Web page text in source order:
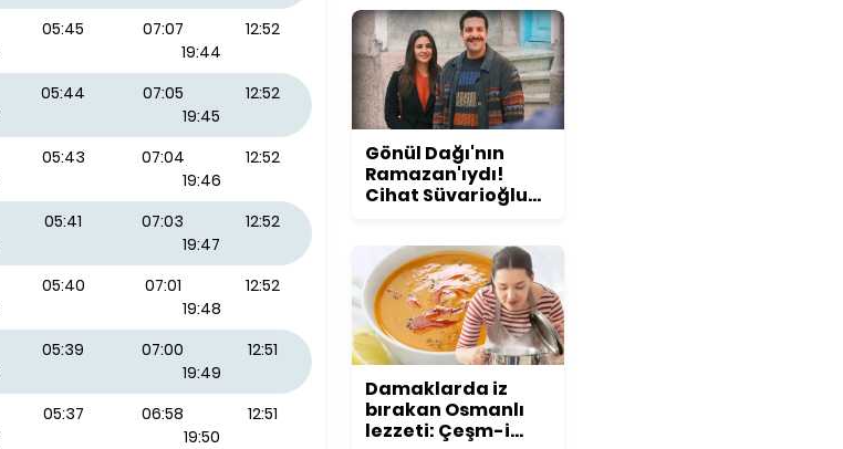
05:45 07:07
12:52
19:44
05:44 07:05
12:52
19:45
05:43 07:04
12:52
19:46
05:41 07:03
12:52
19:47
05:40 07:01
12:52
19:48
05:39 07:00
12:51
19:49
05:37 06:58
12:51
19:50
Gönül Dağı'nın
Ramazan'ıydı!
Cihat Süvarioğlu
oluyor!
Damaklarda iz
bırakan Osmanlı
lezzeti: Çeşm-i